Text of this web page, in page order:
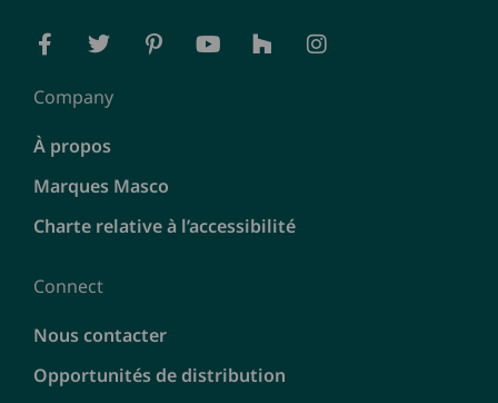
Company
À propos
Marques Masco
Charte relative à l’accessibilité
Connect
Nous contacter
Opportunités de distribution